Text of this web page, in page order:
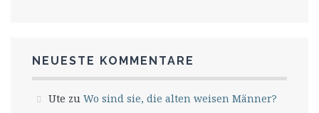
NEUESTE KOMMENTARE
Ute zu Wo sind sie, die alten weisen Männer?